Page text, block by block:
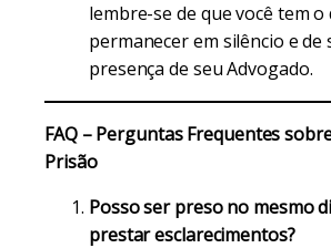
lembre-se de que você tem
permanecer em silêncio e de
presença de seu Advogado.
FAQ – Perguntas Frequentes
Prisão
Posso ser preso no mesmo
prestar esclarecimentos?